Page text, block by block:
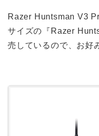
Razer Huntsman V3
サイズの『Razer
売しているので、お好